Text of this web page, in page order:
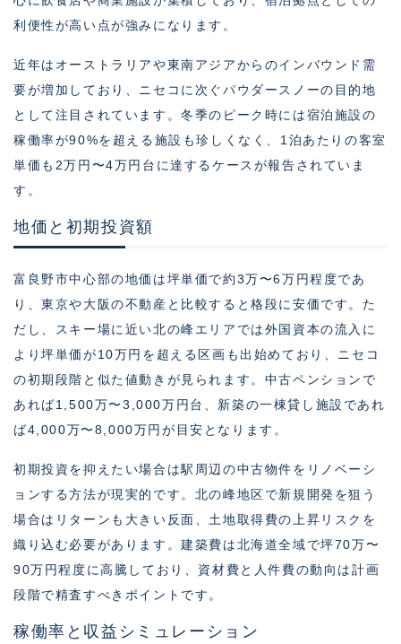
利便性が高い点が強みになります。
近年はオーストラリアや東南アジアからのインバウンド需
要が増加しており、ニセコに次ぐパウダースノーの目的地
として注目されています。冬季のピーク時には宿泊施設の
稼働率が90%を超える施設も珍しくなく、1泊あたりの客室
単価も2万円〜4万円台に達するケースが報告されていま
す。
地価と初期投資額
富良野市中心部の地価は坪単価で約3万〜6万円程度であ
り、東京や大阪の不動産と比較すると格段に安価です。た
だし、スキー場に近い北の峰エリアでは外国資本の流入に
より坪単価が10万円を超える区画も出始めており、ニセコ
の初期段階と似た値動きが見られます。中古ペンションで
あれば1,500万〜3,000万円台、新築の一棟貸し施設であれ
ば4,000万〜8,000万円が目安となります。
初期投資を抑えたい場合は駅周辺の中古物件をリノベーシ
ョンする方法が現実的です。北の峰地区で新規開発を狙う
場合はリターンも大きい反面、土地取得費の上昇リスクを
織り込む必要があります。建築費は北海道全域で坪70万〜
90万円程度に高騰しており、資材費と人件費の動向は計画
段階で精査すべきポイントです。
稼働率と収益シミュレーション